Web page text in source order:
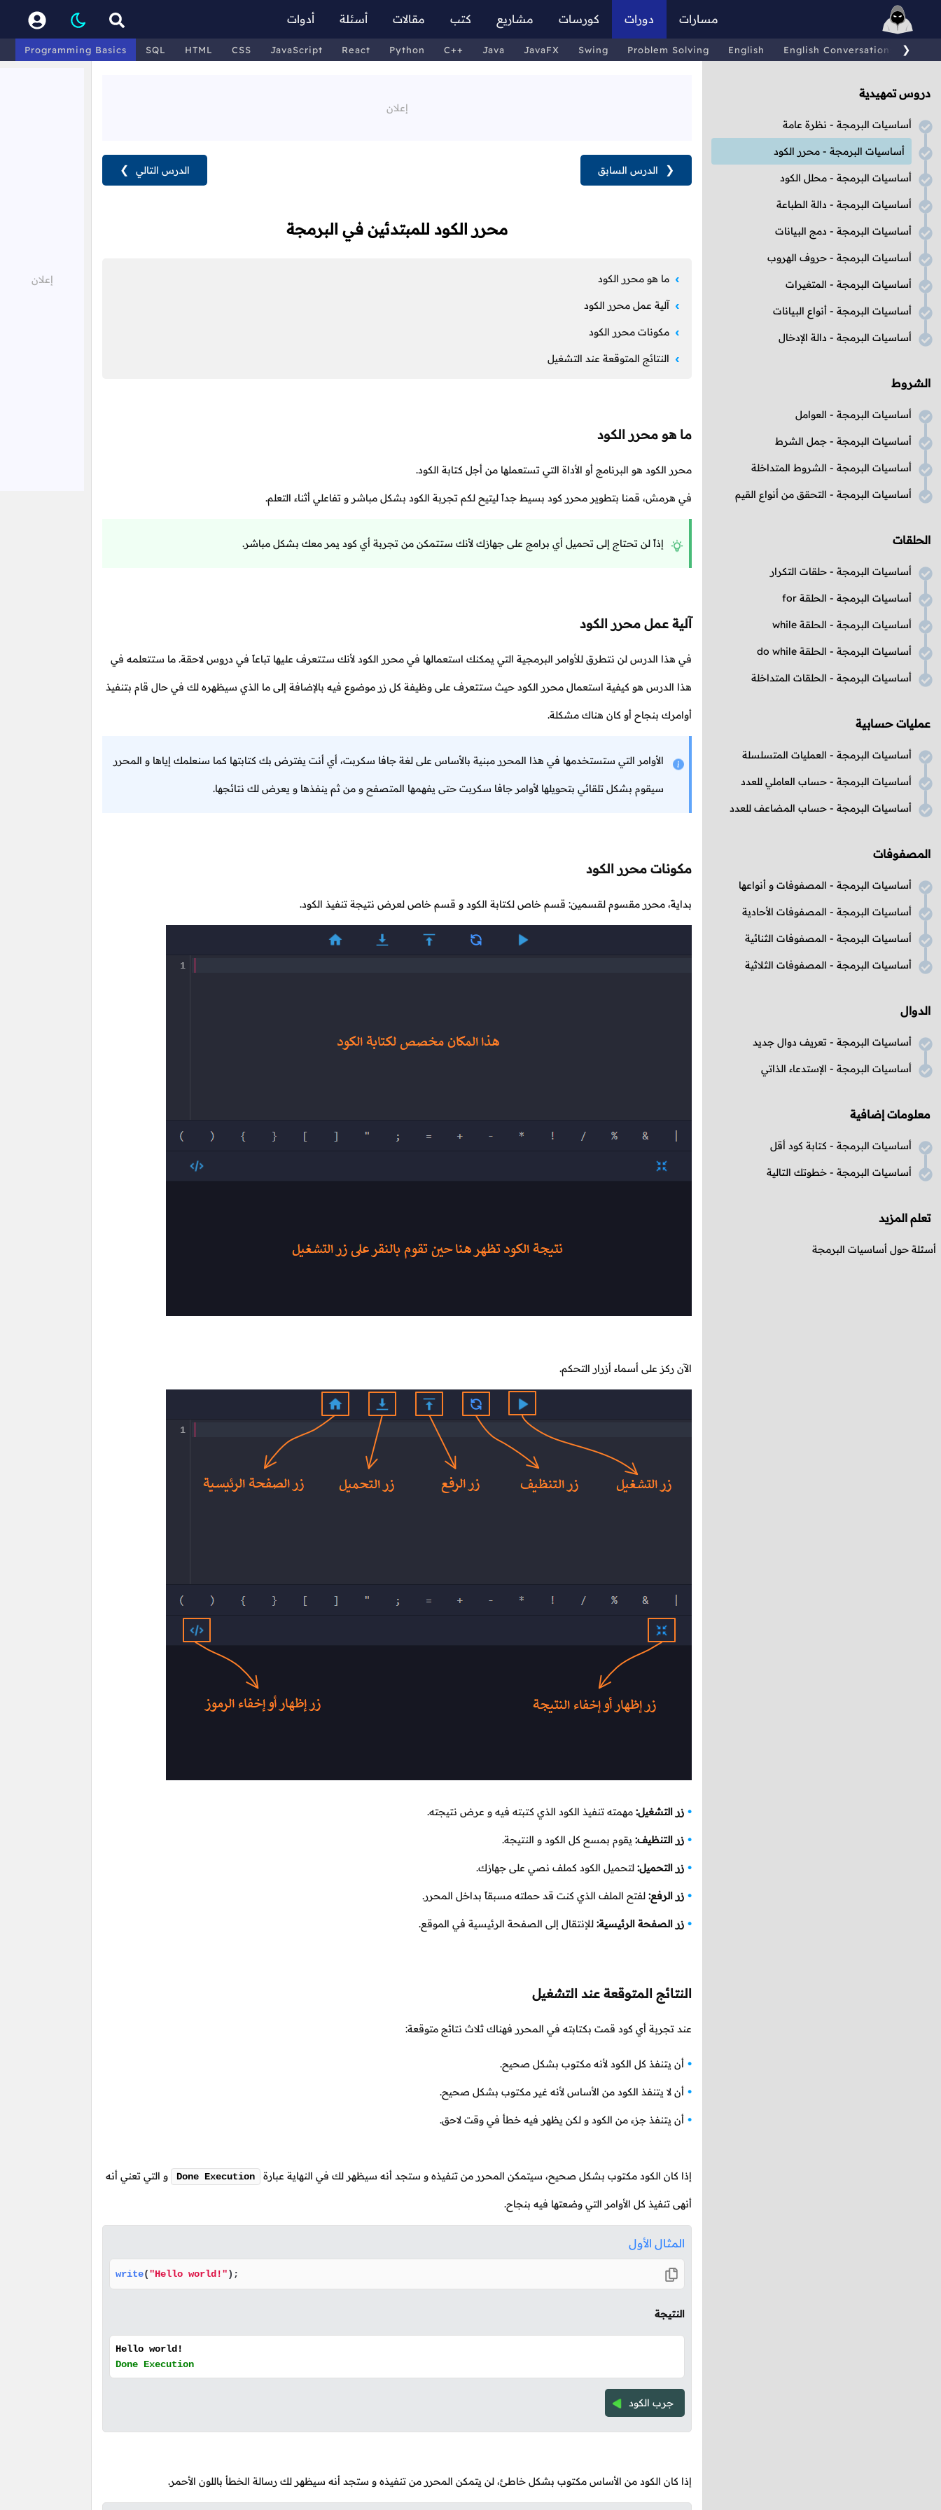
مسارات دورات كورسات مشاريع كتب مقالات أسئلة أدوات
Programming Basics SQL HTML CSS JavaScript React Python C++ Java JavaFX Swing Problem Solving English English Conversations ❯
دروس تمهيدية
أساسيات البرمجة - نظرة عامة
أساسيات البرمجة - محرر الكود
أساسيات البرمجة - محلل الكود
أساسيات البرمجة - دالة الطباعة
أساسيات البرمجة - دمج البيانات
أساسيات البرمجة - حروف الهروب
أساسيات البرمجة - المتغيرات
أساسيات البرمجة - أنواع البيانات
أساسيات البرمجة - دالة الإدخال
الشروط
أساسيات البرمجة - العوامل
أساسيات البرمجة - جمل الشرط
أساسيات البرمجة - الشروط المتداخلة
أساسيات البرمجة - التحقق من أنواع القيم
الحلقات
أساسيات البرمجة - حلقات التكرار
أساسيات البرمجة - الحلقة for
أساسيات البرمجة - الحلقة while
أساسيات البرمجة - الحلقة do while
أساسيات البرمجة - الحلقات المتداخلة
عمليات حسابية
أساسيات البرمجة - العمليات المتسلسلة
أساسيات البرمجة - حساب العاملي للعدد
أساسيات البرمجة - حساب المضاعف للعدد
المصفوفات
أساسيات البرمجة - المصفوفات و أنواعها
أساسيات البرمجة - المصفوفات الأحادية
أساسيات البرمجة - المصفوفات الثنائية
أساسيات البرمجة - المصفوفات الثلاثية
الدوال
أساسيات البرمجة - تعريف دوال جديد
أساسيات البرمجة - الإستدعاء الذاتي
معلومات إضافية
أساسيات البرمجة - كتابة كود أقل
أساسيات البرمجة - خطوتك التالية
تعلم المزيد
أسئلة حول أساسيات البرمجة
الدرس التالي ❯ ❮ الدرس السابق
محرر الكود للمبتدئين في البرمجة
ما هو محرر الكود
آلية عمل محرر الكود
مكونات محرر الكود
النتائج المتوقعة عند التشغيل
ما هو محرر الكود
محرر الكود هو البرنامج أو الأداة التي تستعملها من أجل كتابة الكود.
في هرمش، قمنا بتطوير محرر كود بسيط جداً ليتيح لكم تجربة الكود بشكل مباشر و تفاعلي أثناء التعلم.
إذاً لن تحتاج إلى تحميل أي برامج على جهازك لأنك ستتمكن من تجربة أي كود يمر معك بشكل مباشر.
آلية عمل محرر الكود
في هذا الدرس لن نتطرق للأوامر البرمجية التي يمكنك استعمالها في محرر الكود لأنك ستتعرف عليها تباعاً في دروس لاحقة. ما ستتعلمه في
هذا الدرس هو كيفية استعمال محرر الكود حيث ستتعرف على وظيفة كل زر موضوع فيه بالإضافة إلى ما الذي سيظهره لك في حال قام بتنفيذ
أوامرك بنجاح أو كان هناك مشكلة.
الأوامر التي ستستخدمها في هذا المحرر مبنية بالأساس على لغة جافا سكربت، أي أنت يفترض بك كتابتها كما سنعلمك إياها و المحرر
سيقوم بشكل تلقائي بتحويلها لأوامر جافا سكربت حتى يفهمها المتصفح و من ثم ينفذها و يعرض لك نتائجها.
مكونات محرر الكود
بدايةً، محرر مقسوم لقسمين: قسم خاص لكتابة الكود و قسم خاص لعرض نتيجة تنفيذ الكود.
الآن ركز على أسماء أزرار التحكم.
زر التشغيل: مهمته تنفيذ الكود الذي كتبته فيه و عرض نتيجته.
زر التنظيف: يقوم بمسح كل الكود و النتيجة.
زر التحميل: لتحميل الكود كملف نصي على جهازك.
زر الرفع: لفتح الملف الذي كنت قد حملته مسبقاً بداخل المحرر.
زر الصفحة الرئيسية: للإنتقال إلى الصفحة الرئيسية في الموقع.
النتائج المتوقعة عند التشغيل
عند تجربة أي كود قمت بكتابته في المحرر فهناك ثلاث نتائج متوقعة:
أن يتنفذ كل الكود لأنه مكتوب بشكل صحيح.
أن لا يتنفذ الكود من الأساس لأنه غير مكتوب بشكل صحيح.
أن يتنفذ جزء من الكود و لكن يظهر فيه خطأ في وقت لاحق.
إذا كان الكود مكتوب بشكل صحيح، سيتمكن المحرر من تنفيذه و ستجد أنه سيظهر لك في النهاية عبارة Done Execution و التي تعني أنه
أنهى تنفيذ كل الأوامر التي وضعتها فيه بنجاح.
المثال الأول
write("Hello world!");
النتيجة
Hello world!
Done Execution
جرب الكود
إذا كان الكود من الأساس مكتوب بشكل خاطئ، لن يتمكن المحرر من تنفيذه و ستجد أنه سيظهر لك رسالة الخطأ باللون الأحمر.